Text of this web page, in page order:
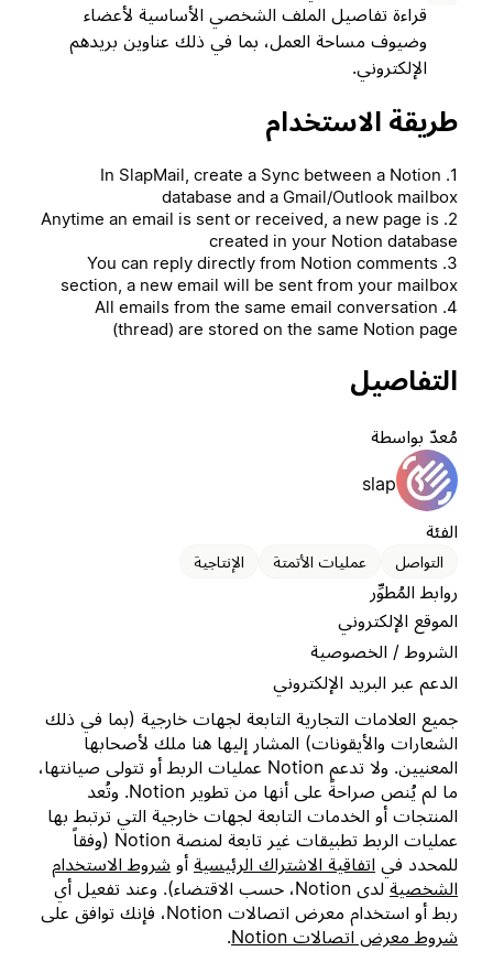
قراءة تفاصيل الملف الشخصي الأساسية لأعضاء
وضيوف مساحة العمل، بما في ذلك عناوين بريدهم
الإلكتروني.
طريقة الاستخدام
1. In SlapMail, create a Sync between a Notion
database and a Gmail/Outlook mailbox
2. Anytime an email is sent or received, a new page is
created in your Notion database
3. You can reply directly from Notion comments
section, a new email will be sent from your mailbox
4. All emails from the same email conversation
(thread) are stored on the same Notion page
التفاصيل
مُعدّ بواسطة
slap
الفئة
التواصل عمليات الأتمتة الإنتاجية
روابط المُطوِّر
الموقع الإلكتروني
الشروط / الخصوصية
الدعم عبر البريد الإلكتروني
جميع العلامات التجارية التابعة لجهات خارجية (بما في ذلك
الشعارات والأيقونات) المشار إليها هنا ملك لأصحابها
المعنيين. ولا تدعم Notion عمليات الربط أو تتولى صيانتها،
ما لم يُنص صراحةً على أنها من تطوير Notion. وتُعد
المنتجات أو الخدمات التابعة لجهات خارجية التي ترتبط بها
عمليات الربط تطبيقات غير تابعة لمنصة Notion (وفقاً
للمحدد في اتفاقية الاشتراك الرئيسية أو شروط الاستخدام
الشخصية
لدى Notion، حسب الاقتضاء). وعند تفعيل أي
ربط أو استخدام معرض اتصالات Notion، فإنك توافق على
شروط معرض اتصالات Notion
.